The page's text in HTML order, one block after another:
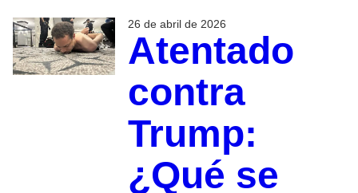
26 de abril de 2026
Atentado
contra
Trump:
¿Qué se